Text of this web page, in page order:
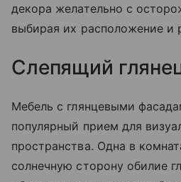
декора желательно с
выбирая их расположение и
Слепящий
Мебель с глянцевыми
популярный прием для
пространства. Одна в
солнечную сторону обилие